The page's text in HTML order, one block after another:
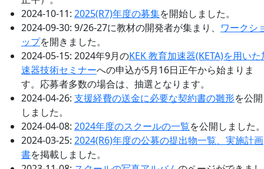
2024-10-11: 2025(R7)年度の募集を開始しました。
2024-09-30: 9/26-27に教材の開発者が集まり、 ワークシ
ップを開きました。
2024-05-15: 2024年9月のKEK 教育加速器(KETA)を用いた
速器技術セミナーへの申込が5月16日正午から始まりま
す。応募者多数の場合は、抽選となります。
2024-04-26: 支援経費の送金に必要な契約書の雛形を公開
しました。
2024-04-08: 2024年度のスクールの一覧を公開しました
2024-03-25: 2024(R6)年度の公募の提出物一覧、実施計画
書を掲載しました。